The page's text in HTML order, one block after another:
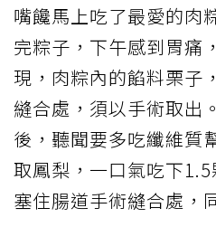
嘴饞馬上吃了最愛的肉
完粽子，下午感到胃痛
現，肉粽內的餡料栗子
縫合處，須以手術取出
後，聽聞要多吃纖維質
取鳳梨，一口氣吃下
塞住腸道手術縫合處，